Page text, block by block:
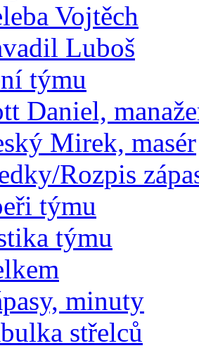
Vojtěch
Luboš
týmu
Daniel,
Mirek, masér
Rozpis
týmu
týmu
minuty
střelců